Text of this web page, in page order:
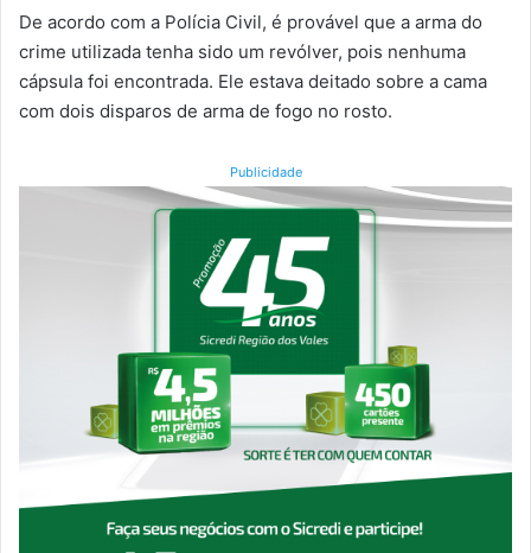
De acordo com a Polícia Civil, é provável que a arma do
crime utilizada tenha sido um revólver, pois nenhuma
cápsula foi encontrada. Ele estava deitado sobre a cama
com dois disparos de arma de fogo no rosto.
Publicidade